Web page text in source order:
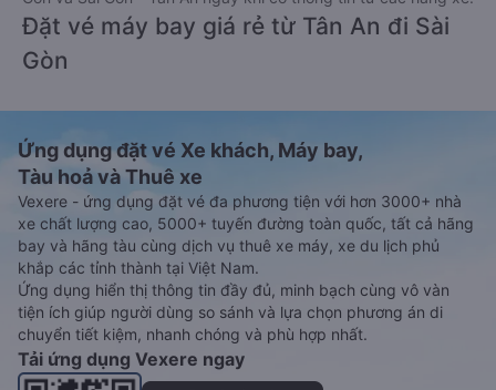
Đặt vé máy bay giá rẻ từ Tân An đi Sài
Gòn
Ứng dụng đặt vé Xe khách, Máy bay,
Tàu hoả và Thuê xe
Vexere - ứng dụng đặt vé đa phương tiện với hơn 3000+ nhà
xe chất lượng cao, 5000+ tuyến đường toàn quốc, tất cả hãng
bay và hãng tàu cùng dịch vụ thuê xe máy, xe du lịch phủ
khắp các tỉnh thành tại Việt Nam.
Ứng dụng hiển thị thông tin đầy đủ, minh bạch cùng vô vàn
tiện ích giúp người dùng so sánh và lựa chọn phương án di
chuyển tiết kiệm, nhanh chóng và phù hợp nhất.
Tải ứng dụng Vexere ngay